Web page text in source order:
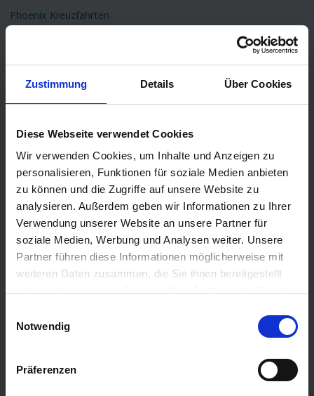
Zustimmung Details Über Cookies
Diese Webseite verwendet Cookies
Wir verwenden Cookies, um Inhalte und Anzeigen zu
personalisieren, Funktionen für soziale Medien anbieten
zu können und die Zugriffe auf unsere Website zu
analysieren. Außerdem geben wir Informationen zu Ihrer
Verwendung unserer Website an unsere Partner für
soziale Medien, Werbung und Analysen weiter. Unsere
Partner führen diese Informationen möglicherweise mit
weiteren Daten zusammen, die Sie ihnen bereitgestellt
Notwendig
Präferenzen
Phoenix Kreuzfahrten
Cunard
Hapag Lloyd
Hurtigruten
Holland America Line
Plantours Kreuzfahrten
TOP Reiseziele
Karibik Kreuzfahrt
Orient Kreuzfahrt
Kreuzfahrt Mittelmeer
Ostsee Kreuzfahrt